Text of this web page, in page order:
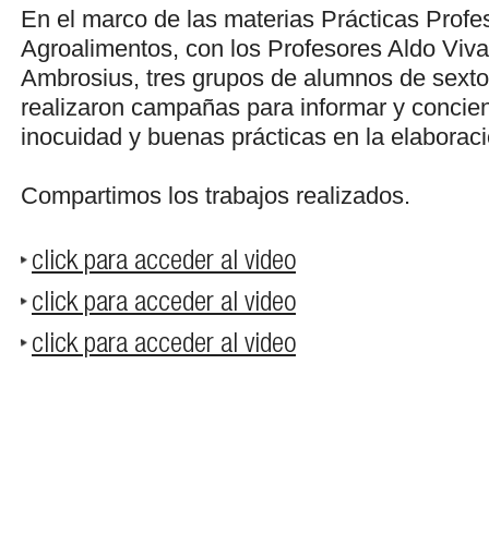
En el marco de las materias Prácticas
Agroalimentos, con los Profesores Aldo
Ambrosius, tres grupos de alumnos de
realizaron campañas para informar y
inocuidad y buenas prácticas en la
Compartimos los trabajos realizados.
click para acceder al video
click para acceder al video
click para acceder al video